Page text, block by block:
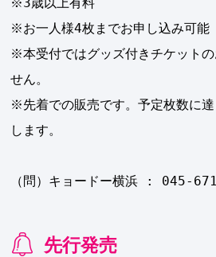
※お一人様4枚までお申し込み可能
※本受付ではグッズ付きチケット
せん。
※先着での販売です。予定枚数に
します。
（問）キョードー横浜 : 045-
先行発売